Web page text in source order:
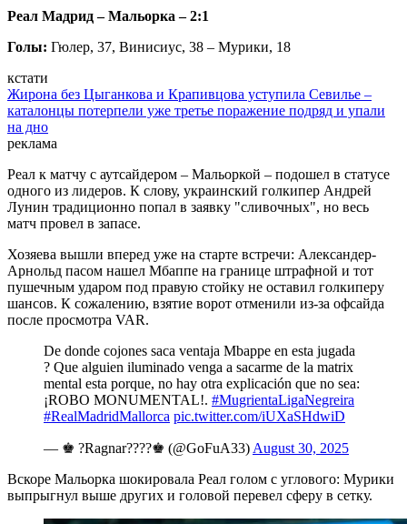
Реал Мадрид – Мальорка – 2:1
Голы: Гюлер, 37, Винисиус, 38 – Мурики, 18
кстати
Жирона без Цыганкова и Крапивцова уступила Севилье –
каталонцы потерпели уже третье поражение подряд и упали
на дно
реклама
Реал к матчу с аутсайдером – Мальоркой – подошел в статусе
одного из лидеров. К слову, украинский голкипер Андрей
Лунин традиционно попал в заявку "сливочных", но весь
матч провел в запасе.
Хозяева вышли вперед уже на старте встречи: Александер-
Арнольд пасом нашел Мбаппе на границе штрафной и тот
пушечным ударом под правую стойку не оставил голкиперу
шансов. К сожалению, взятие ворот отменили из-за офсайда
после просмотра VAR.
De donde cojones saca ventaja Mbappe en esta jugada
? Que alguien iluminado venga a sacarme de la matrix
mental esta porque, no hay otra explicación que no sea:
¡ROBO MONUMENTAL!. #MugrientaLigaNegreira
#RealMadridMallorca pic.twitter.com/iUXaSHdwiD
— ♚ ?Ragnar????♚ (@GoFuA33)August 30, 2025
Вскоре Мальорка шокировала Реал голом с углового: Мурики
выпрыгнул выше других и головой перевел сферу в сетку.